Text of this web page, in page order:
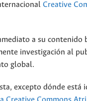
Creative
a su contenido
investigación al
global.
excepto dónde está